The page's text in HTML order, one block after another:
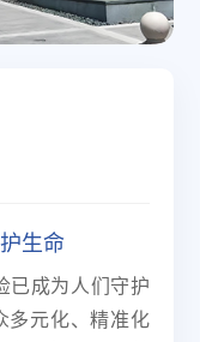
生命
已成为人们守护
多元化、精准化